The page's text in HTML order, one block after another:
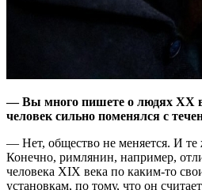
— Вы много пишете о людях XX
человек сильно поменялся с
— Нет, общество не меняется. И те
Конечно, римлянин, например,
человека XIX века по каким-то
установкам, по тому, что он